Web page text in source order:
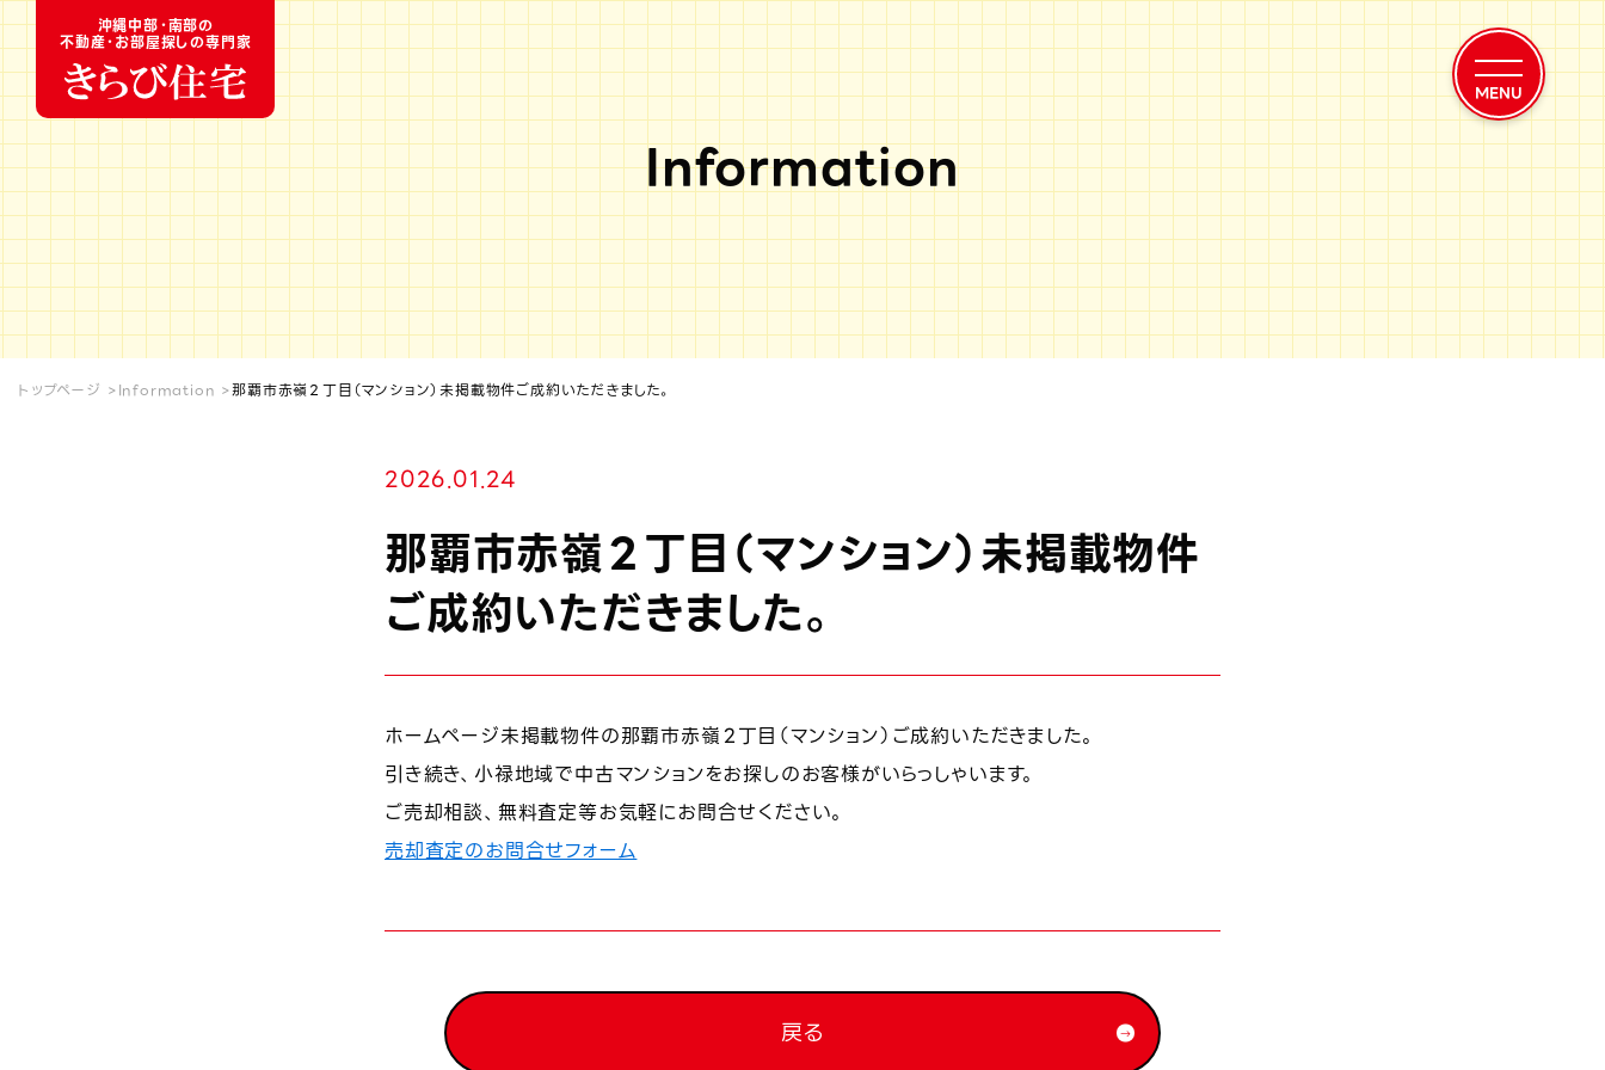
沖縄中部・南部の
不動産・お部屋探しの専門家
Information
トップページ Information 那覇市赤嶺２丁目（マンション）未掲載物件ご成約いただきました。
2026.01.24
那覇市赤嶺２丁目（マンション）未掲載物件
ご成約いただきました。
ホームページ未掲載物件の那覇市赤嶺２丁目（マンション）ご成約いただきました。
引き続き、小禄地域で中古マンションをお探しのお客様がいらっしゃいます。
ご売却相談、無料査定等お気軽にお問合せください。
売却査定のお問合せフォーム
戻る